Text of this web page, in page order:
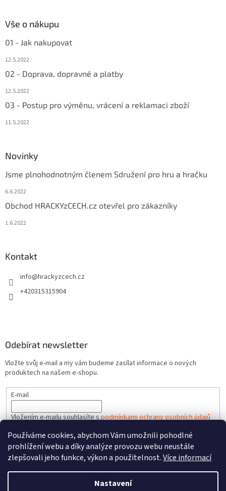
Používáme cookies, abychom Vám umožnili pohodlné
prohlížení webu a díky analýze provozu webu neustále
zlepšovali jeho funkce, výkon a použitelnost.Více informací
Nastavení
Vše o nákupu
01 - Jak nakupovat
12.5.2022
02 - Doprava, dopravné a platby
12.5.2022
03 - Postup pro výměnu, vrácení a reklamaci zboží
11.5.2022
Novinky
Jsme plnohodnotným členem Sdružení pro hru a hračku
6.6.2022
Obchod HRACKYzCECH.cz otevřel pro zákazníky
1.6.2022
Kontakt
info@hrackyzcech.cz
+420315315904
Odebírat newsletter
Vložte svůj e-mail a my vám budeme zasílat informace o nových
produktech na našem e-shopu.
E-mail
Vložením e-mailu souhlasíte spodmínkami ochrany osobních údajů
PŘIHLÁSIT SE
Vytvořil Shoptet